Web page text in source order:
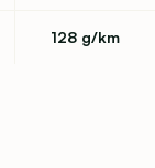
128 g/km